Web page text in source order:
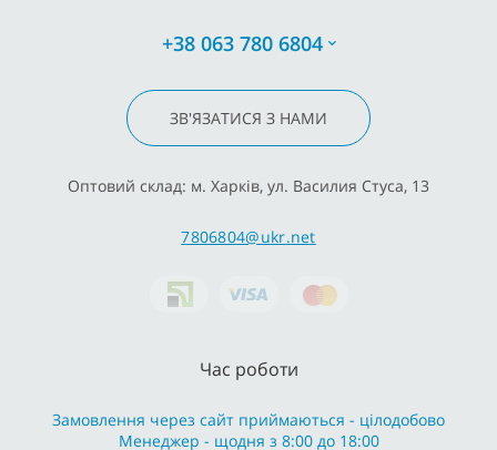
+38 063 780 6804
ЗВ'ЯЗАТИСЯ З НАМИ
Оптовий склад: м. Харків, ул. Василия Стуса, 13
7806804@ukr.net
Час роботи
Замовлення через сайт приймаються - цілодобово
Менеджер - щодня з 8:00 до 18:00